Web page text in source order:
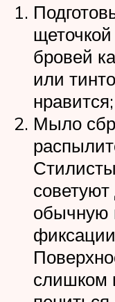
бровей
или
нравится;
Мыло
обычную
слишком